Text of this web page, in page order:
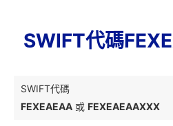
SWIFT代碼
SWIFT代碼
FEXEAEAA 或 FEXEAEAAXXX